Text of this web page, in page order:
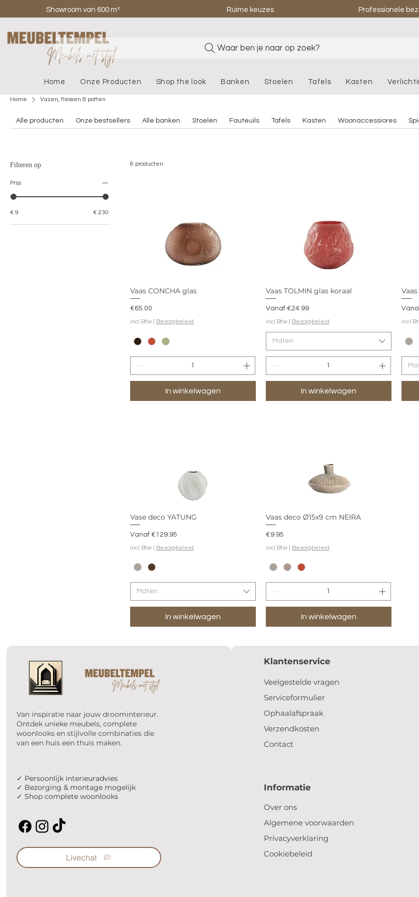
Showroom van 600 m² Ruime keuzes Professionele
Waar ben je naar op zoek?
Home Onze Producten Shop the look Banken Stoelen Tafels Kasten
Home Vazen, flessen & potten
Alle producten Onze bestsellers Alle banken Stoelen Fauteuils Tafels Kasten Woonaccessiores
Filteren op
Prijs
€ 9 € 230
6 producten
Vaas CONCHA glas
Prijs
€65.00
incl.Btw Bezorgbeleid
In winkelwagen
Vaas TOLMIN glas koraal
Vanaf €24.99
Verkoopprijs
incl.Btw Bezorgbeleid
Maten
In winkelwagen
Vase deco YATUNG
Vanaf €129.95
Verkoopprijs
incl.Btw Bezorgbeleid
Maten
In winkelwagen
Vaas deco Ø15x9 cm NEIRA
Prijs
€9.95
incl.Btw Bezorgbeleid
In winkelwagen
Van inspiratie naar jouw droominterieur.
Ontdek unieke meubels, complete
woonlooks en stijlvolle combinaties die
van een huis een thuis maken.
✓ Persoonlijk interieuradvies
✓ Bezorging & montage mogelijk
✓ Shop complete woonlooks
Livechat
Klantenservice
Veelgestelde vragen
Serviceformulier
Ophaalafspraak
Verzendkosten
Contact
Informatie
Over ons
Algemene voorwaarden
Privacyverklaring
Cookiebeleid